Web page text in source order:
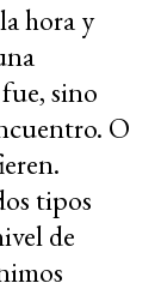
hora y
sino
O
tipos
de